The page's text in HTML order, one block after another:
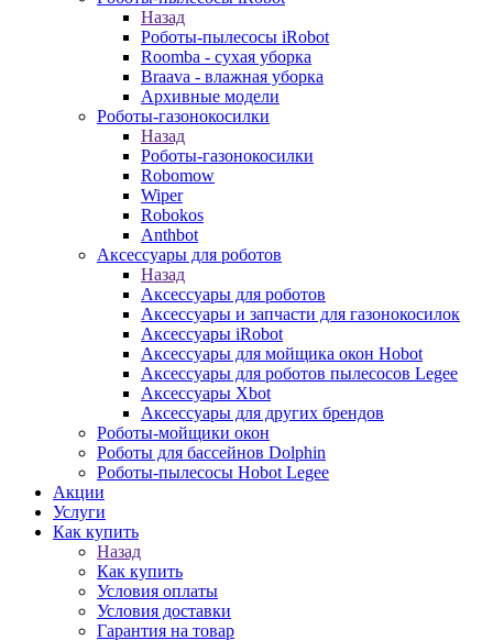
Назад
Роботы-пылесосы iRobot
Roomba - сухая уборка
Braava - влажная уборка
Архивные модели
Роботы-газонокосилки
Назад
Роботы-газонокосилки
Robomow
Wiper
Robokos
Anthbot
Аксессуары для роботов
Назад
Аксессуары для роботов
Аксессуары и запчасти для газонокосилок
Аксессуары iRobot
Аксессуары для мойщика окон Hobot
Аксессуары для роботов пылесосов Legee
Аксессуары Xbot
Аксессуары для других брендов
Роботы-мойщики окон
Роботы для бассейнов Dolphin
Роботы-пылесосы Hobot Legee
Акции
Услуги
Как купить
Назад
Как купить
Условия оплаты
Условия доставки
Гарантия на товар